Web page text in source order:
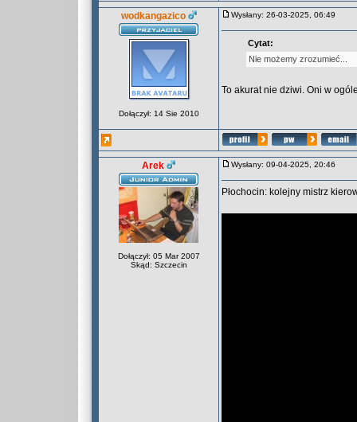
wodkangazico
Dołączył: 14 Sie 2010
Wysłany: 26-03-2025, 06:49
Cytat:
Nie możemy zrozumieć...
To akurat nie dziwi. Oni w
Arek
Dołączył: 05 Mar 2007
Skąd: Szczecin
Wysłany: 09-04-2025, 20:46
Płochocin: kolejny mistrz